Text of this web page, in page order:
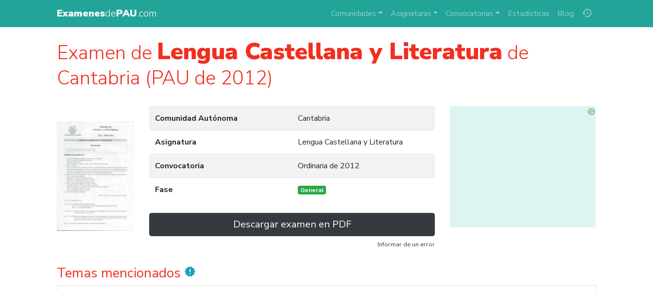
ExamenesdePAU.com history
Comunidades Asignaturas Convocatorias Estadísticas Blog
Examen de Lengua Castellana y Literatura de
Cantabria (PAU de 2012)
Comunidad Autónoma Cantabria
Asignatura Lengua Castellana y Literatura
Convocatoria Ordinaria de 2012
Fase General
Descargar examen en PDF
Informar de un error
Temas mencionados new_releases